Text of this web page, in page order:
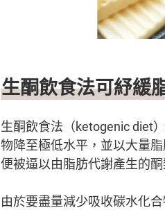
生酮飲食法可紓緩
生酮飲食法（ketogenic diet
物降至極低水平，並以大量
便被逼以由脂肪代謝產生的
由於要盡量減少吸收碳水化